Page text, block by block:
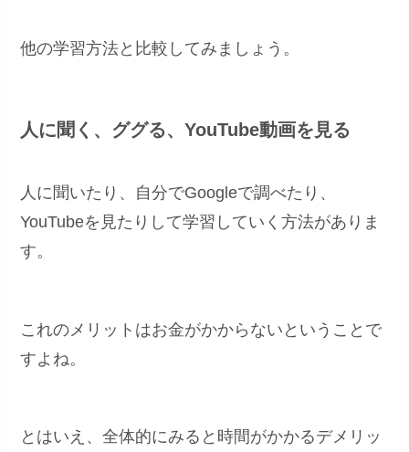
他の学習方法と比較してみましょう。
人に聞く、ググる、YouTube動画を見る
人に聞いたり、自分でGoogleで調べたり、
YouTubeを見たりして学習していく方法がありま
す。
これのメリットはお金がかからないということで
すよね。
とはいえ、全体的にみると時間がかかるデメリッ